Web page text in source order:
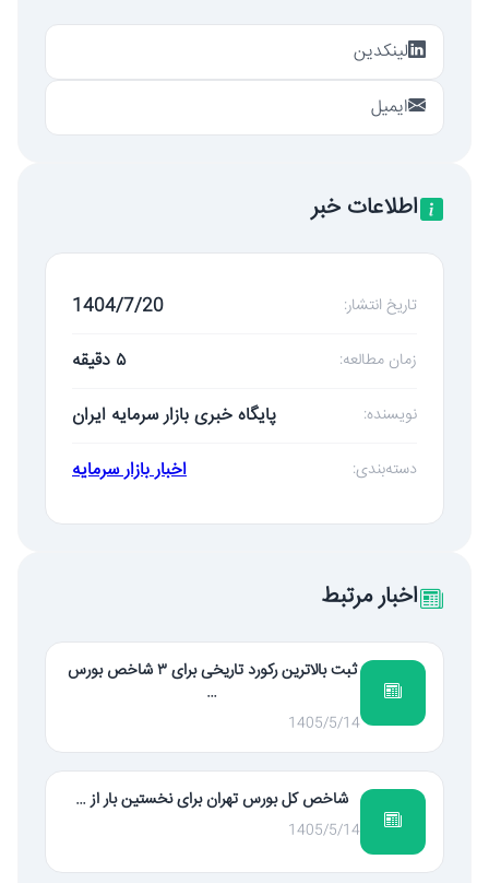
لینکدین
ایمیل
اطلاعات خبر
تاریخ انتشار: 1404/7/20
زمان مطالعه: ۵ دقیقه
نویسنده: پایگاه خبری بازار سرمایه ایران
دسته‌بندی: اخبار بازار سرمایه
اخبار مرتبط
ثبت بالاترین رکورد تاریخی برای ۳ شاخص بورس
…
1405/5/14
شاخص کل بورس تهران برای نخستین بار از …
1405/5/14